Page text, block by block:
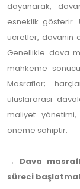
dayanarak,
esneklik gösterir.
ücretler, davanın
Genellikle dava
mahkeme
Masraflar;
uluslararası
maliyet
öneme sahiptir.
→ Dava
süreci